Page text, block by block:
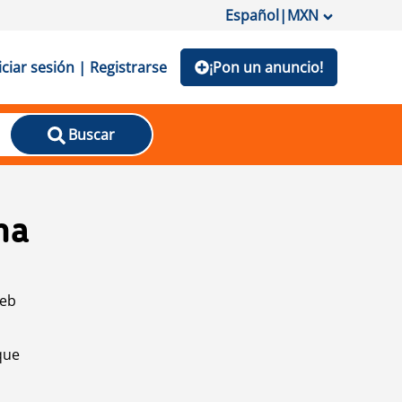
Español|MXN
sesión | Registrarse ¡Pon un anuncio!
Buscar